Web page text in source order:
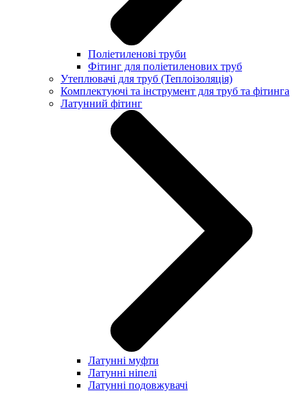
Поліетиленові труби
Фітинг для поліетиленових труб
Утеплювачі для труб (Теплоізоляція)
Комплектуючі та інструмент для труб та фітинга
Латунний фітинг
Латунні муфти
Латунні ніпелі
Латунні подовжувачі